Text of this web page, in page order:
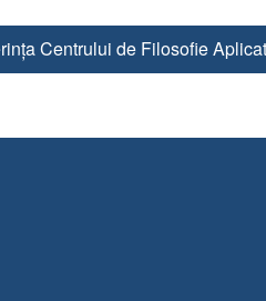
Centrului de Filosofie